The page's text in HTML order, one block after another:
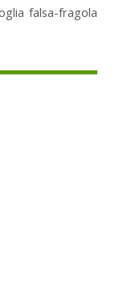
falsa-fragola